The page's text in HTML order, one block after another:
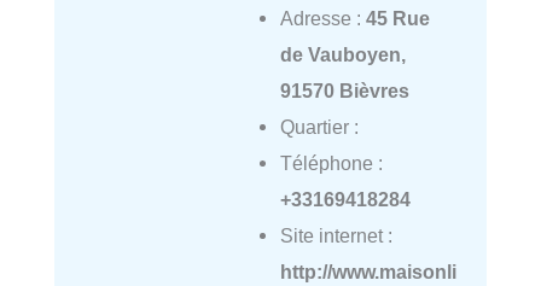
Adresse : 45 Rue
de Vauboyen,
91570 Bièvres
Quartier :
Téléphone :
+33169418284
Site internet :
http://www.maisonli